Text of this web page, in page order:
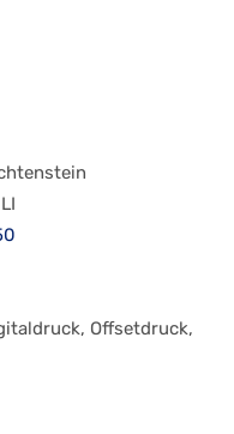
LI
Offsetdruck,